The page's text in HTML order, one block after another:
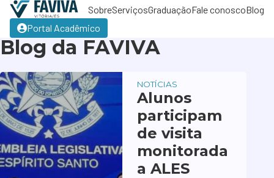
SobreServiçosGraduaçãoFale conoscoBlog
Portal Acadêmico
Blog da FAVIVA
NOTÍCIAS
Alunos
participam
de visita
monitorada
a ALES